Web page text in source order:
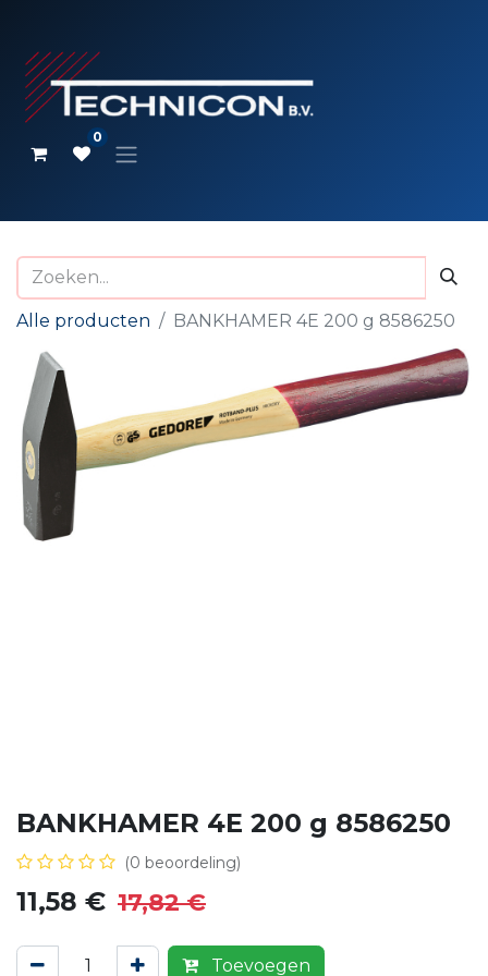
0
Alle producten BANKHAMER 4E 200 g 8586250
BANKHAMER 4E 200 g 8586250
(0 beoordeling)
11,58 € 17,82€
Toevoegen